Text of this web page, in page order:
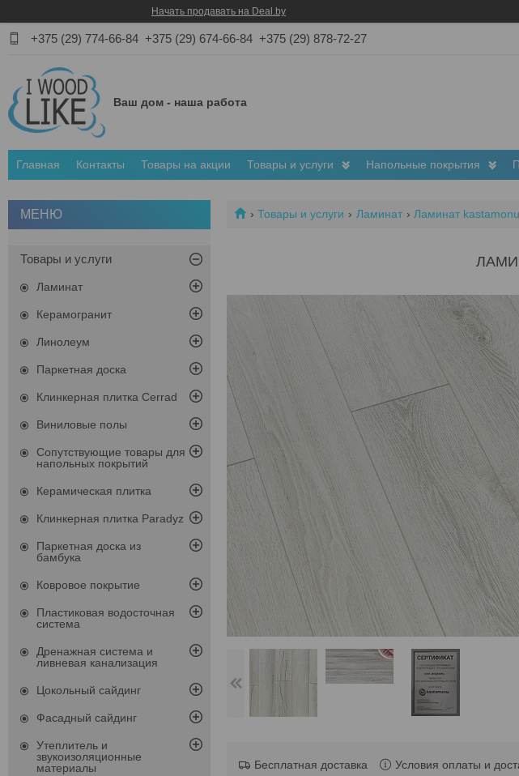
Начать продавать на Deal.by
+375 (29) 774-66-84 +375 (29) 674-66-84 +375 (29) 878-72-27
Ваш дом - наша работа
Главная Контакты Товары на акции Товары и услуги Напольные покрытия
Товары и услуги Ламинат Ламинат
Бесплатная доставка Условия оплаты и
Товары и услуги
Ламинат
Керамогранит
Линолеум
Паркетная доска
Клинкерная плитка Cerrad
Виниловые полы
Сопутствующие товары для
напольных покрытий
Керамическая плитка
Клинкерная плитка Paradyz
Паркетная доска из
бамбука
Ковровое покрытие
Пластиковая водосточная
система
Дренажная система и
ливневая канализация
Цокольный сайдинг
Фасадный сайдинг
Утеплитель и
звукоизоляционные
материалы